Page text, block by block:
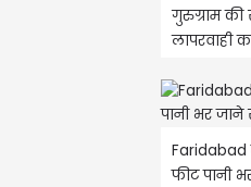
गुरुग्राम
लापरवाही
Faridabad
फीट पानी